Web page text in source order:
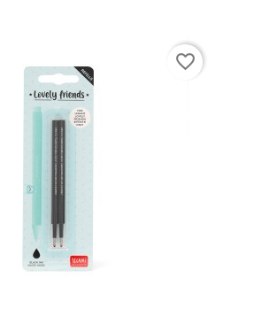
favorite_border